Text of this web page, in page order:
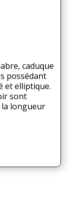
caduque
possédant
et elliptique.
sont
longueur